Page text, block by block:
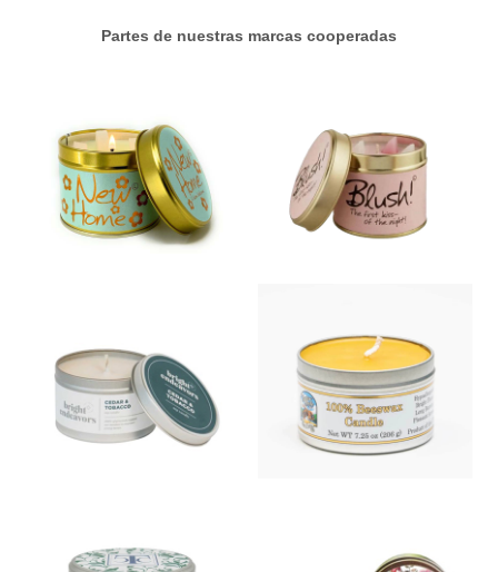
Partes de nuestras marcas cooperadas